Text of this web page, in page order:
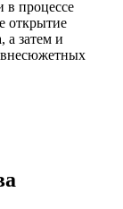
в процессе
открытие
а затем и
внесюжетных